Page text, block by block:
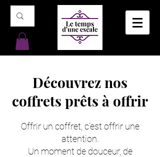
Découvrez nos
coffrets prêts à offrir
Offrir un coffret, c’est offrir une
attention.
Un moment de douceur, de